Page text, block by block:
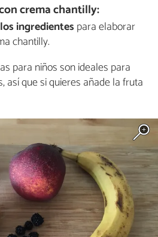
crema chantilly:
ingredientes para elaborar
chantilly.
para niños son ideales para
así que si quieres añade la fruta